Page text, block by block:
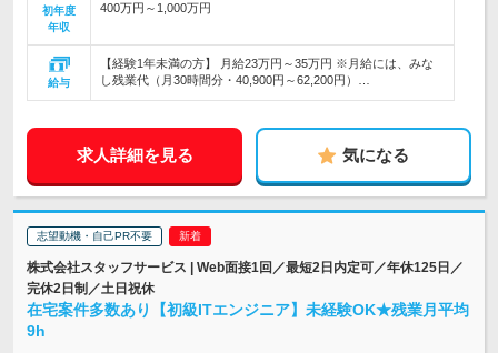
初年度
年収
400万円～1,000万円
給与
【経験1年未満の方】 月給23万円～35万円 ※月給には、みな
し残業代（月30時間分・40,900円～62,200円）…
求人詳細を見る 気になる
志望動機・自己PR不要
株式会社スタッフサービス | Web面接1回／最短2日内定可／年休125日／
完休2日制／土日祝休
在宅案件多数あり【初級ITエンジニア】未経験OK★残業月平均
9h